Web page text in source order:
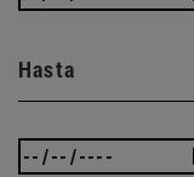
Hasta